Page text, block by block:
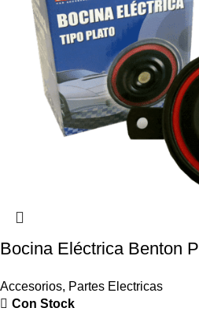
Bocina Eléctrica Benton
Accesorios, Partes Electricas
Con Stock